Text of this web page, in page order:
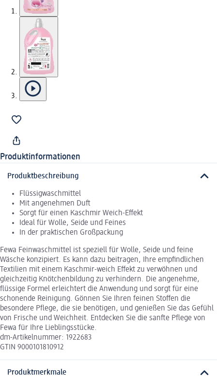
Produktinformationen
Produktbeschreibung
Flüssigwaschmittel
Mit angenehmen Duft
Sorgt für einen Kaschmir Weich-Effekt
Ideal für Wolle, Seide und Feines
In der praktischen Großpackung
Fewa Feinwaschmittel ist speziell für Wolle, Seide und feine
Wäsche konzipiert. Es kann dazu beitragen, Ihre empfindlichen
Textilien mit einem Kaschmir-weich Effekt zu verwöhnen und
gleichzeitig Knötchenbildung zu verhindern. Die angenehme,
flüssige Formel erleichtert die Anwendung und sorgt für eine
schonende Reinigung. Gönnen Sie Ihren feinen Stoffen die
besondere Pflege, die sie benötigen, und genießen Sie das Gefühl
von Frische und Weichheit. Entdecken Sie die sanfte Pflege von
Fewa für Ihre Lieblingsstücke.
dm-Artikelnummer: 1922683
GTIN 9000101810912
Produktmerkmale